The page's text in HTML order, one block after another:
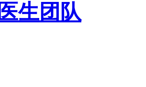
医生团队